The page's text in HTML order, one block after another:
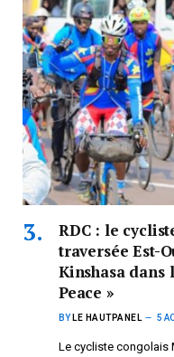
RDC : le
traversée Est-
Kinshasa dans
Peace »
BY LE HAUTPANEL 5
Le cycliste congolais